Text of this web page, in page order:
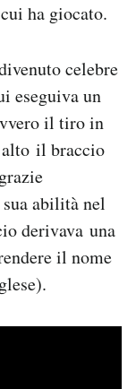
ha giocato.
celebre
eseguiva un
il tiro in
il braccio
abilità nel
derivava una
il nome